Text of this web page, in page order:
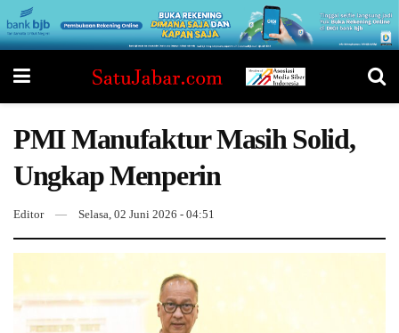
PMI Manufaktur Masih Solid,
Ungkap Menperin
Editor Selasa, 02 Juni 2026 - 04:51